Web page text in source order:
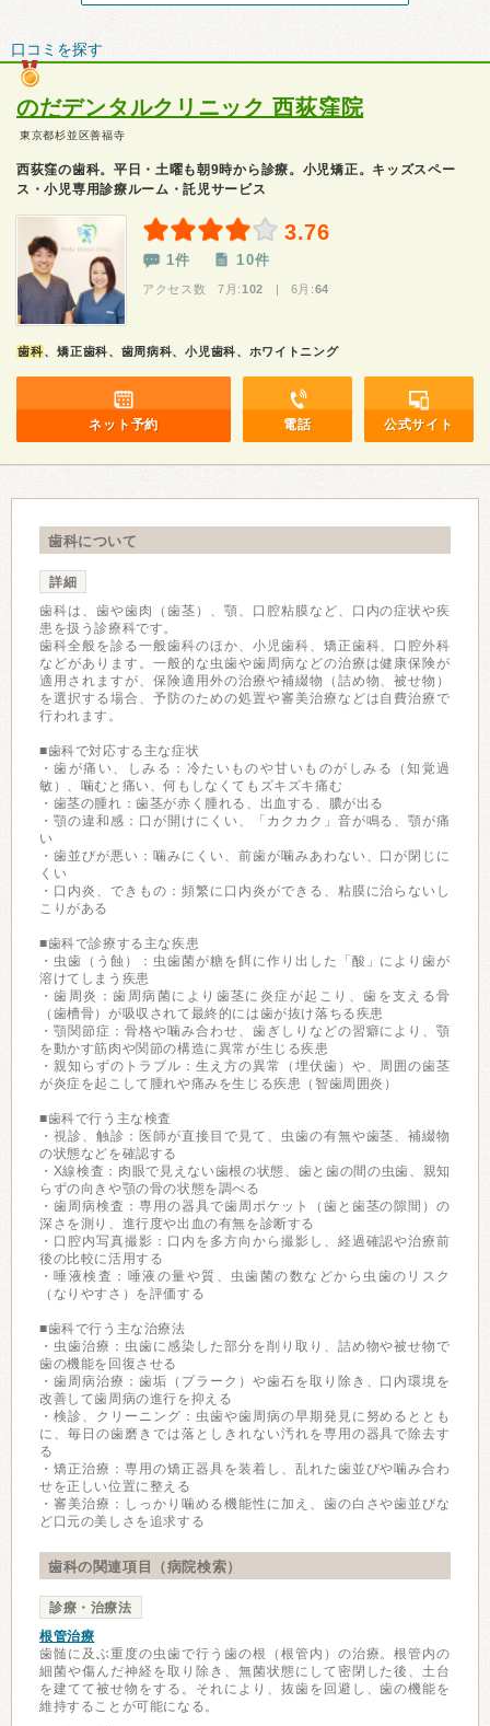
口コミを探す
のだデンタルクリニック 西荻窪院
東京都杉並区善福寺
西荻窪の歯科。平日・土曜も朝9時から診療。小児矯正。キッズスペー
ス・小児専用診療ルーム・託児サービス
3.76
1件 10件
アクセス数 7月: 102 | 6月:64
歯科、矯正歯科、歯周病科、小児歯科、ホワイトニング
ネット予約 電話 公式サイト
歯科について
詳細
歯科は、歯や歯肉（歯茎）、顎、口腔粘膜など、口内の症状や疾
患を扱う診療科です。
歯科全般を診る一般歯科のほか、小児歯科、矯正歯科、口腔外科
などがあります。一般的な虫歯や歯周病などの治療は健康保険が
適用されますが、保険適用外の治療や補綴物（詰め物、被せ物）
を選択する場合、予防のための処置や審美治療などは自費治療で
行われます。
■歯科で対応する主な症状
・歯が痛い、しみる：冷たいものや甘いものがしみる（知覚過
敏）、噛むと痛い、何もしなくてもズキズキ痛む
・歯茎の腫れ：歯茎が赤く腫れる、出血する、膿が出る
・顎の違和感：口が開けにくい、「カクカク」音が鳴る、顎が痛
い
・歯並びが悪い：噛みにくい、前歯が噛みあわない、口が閉じに
くい
・口内炎、できもの：頻繁に口内炎ができる、粘膜に治らないし
こりがある
■歯科で診療する主な疾患
・虫歯（う蝕）：虫歯菌が糖を餌に作り出した「酸」により歯が
溶けてしまう疾患
・歯周炎：歯周病菌により歯茎に炎症が起こり、歯を支える骨
（歯槽骨）が吸収されて最終的には歯が抜け落ちる疾患
・顎関節症：骨格や噛み合わせ、歯ぎしりなどの習癖により、顎
を動かす筋肉や関節の構造に異常が生じる疾患
・親知らずのトラブル：生え方の異常（埋伏歯）や、周囲の歯茎
が炎症を起こして腫れや痛みを生じる疾患（智歯周囲炎）
■歯科で行う主な検査
・視診、触診：医師が直接目で見て、虫歯の有無や歯茎、補綴物
の状態などを確認する
・X線検査：肉眼で見えない歯根の状態、歯と歯の間の虫歯、親知
らずの向きや顎の骨の状態を調べる
・歯周病検査：専用の器具で歯周ポケット（歯と歯茎の隙間）の
深さを測り、進行度や出血の有無を診断する
・口腔内写真撮影：口内を多方向から撮影し、経過確認や治療前
後の比較に活用する
・唾液検査：唾液の量や質、虫歯菌の数などから虫歯のリスク
（なりやすさ）を評価する
■歯科で行う主な治療法
・虫歯治療：虫歯に感染した部分を削り取り、詰め物や被せ物で
歯の機能を回復させる
・歯周病治療：歯垢（プラーク）や歯石を取り除き、口内環境を
改善して歯周病の進行を抑える
・検診、クリーニング：虫歯や歯周病の早期発見に努めるととも
に、毎日の歯磨きでは落としきれない汚れを専用の器具で除去す
る
・矯正治療：専用の矯正器具を装着し、乱れた歯並びや噛み合わ
せを正しい位置に整える
・審美治療：しっかり噛める機能性に加え、歯の白さや歯並びな
ど口元の美しさを追求する
歯科の関連項目（病院検索）
診療・治療法
根管治療
歯髄に及ぶ重度の虫歯で行う歯の根（根管内）の治療。根管内の
細菌や傷んだ神経を取り除き、無菌状態にして密閉した後、土台
を建てて被せ物をする。それにより、抜歯を回避し、歯の機能を
維持することが可能になる。